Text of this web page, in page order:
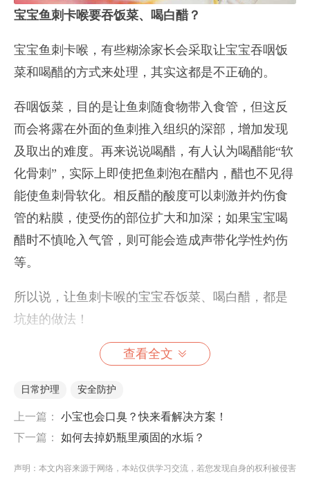
宝宝鱼刺卡喉要吞饭菜、喝白醋？
宝宝鱼刺卡喉，有些糊涂家长会采取让宝宝吞咽饭
菜和喝醋的方式来处理，其实这都是不正确的。
吞咽饭菜，目的是让鱼刺随食物带入食管，但这反
而会将露在外面的鱼刺推入组织的深部，增加发现
及取出的难度。再来说说喝醋，有人认为喝醋能“软
化骨刺”，实际上即使把鱼刺泡在醋内，醋也不见得
能使鱼刺骨软化。相反醋的酸度可以刺激并灼伤食
管的粘膜，使受伤的部位扩大和加深；如果宝宝喝
醋时不慎呛入气管，则可能会造成声带化学性灼伤
等。
所以说，让鱼刺卡喉的宝宝吞饭菜、喝白醋，都是
坑娃的做法！
宝宝鱼刺卡喉紧急关头，你该这样做
想要帮被鱼刺卡喉的宝宝解决问题，粑粑麻麻首先
要镇定。你们可以在光线明亮处，尽可能地张开宝
宝嘴巴，找来手电筒照亮宝宝的咽喉部，并用筷子
查看全文
日常护理 安全防护
上一篇： 小宝也会口臭？快来看解决方案！
下一篇： 如何去掉奶瓶里顽固的水垢？
声明：本文内容来源于网络，本站仅供学习交流，若您发现自身的权利被侵害